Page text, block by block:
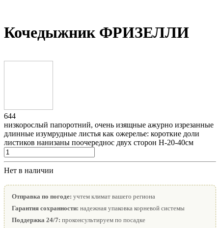
Кочедыжник ФРИЗЕЛЛИ
644
низкорослый папоротний, очень изящные ажурно изрезанные
длинные изумрудные листья как ожерелье: короткие доли
листиков нанизаны поочереднос двух сторон Н-20-40см
Нет в наличии
Отправка по погоде: учтем климат вашего региона
Гарантия сохранности: надежная упаковка корневой системы
Поддержка 24/7: проконсультируем по посадке